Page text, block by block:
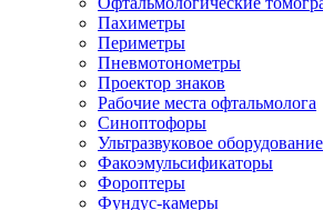
Пахиметры
Периметры
Пневмотонометры
Проектор знаков
Рабочие места офтальмолога
Синоптофоры
Ультразвуковое оборудование
Факоэмульсификаторы
Фороптеры
Фундус-камеры